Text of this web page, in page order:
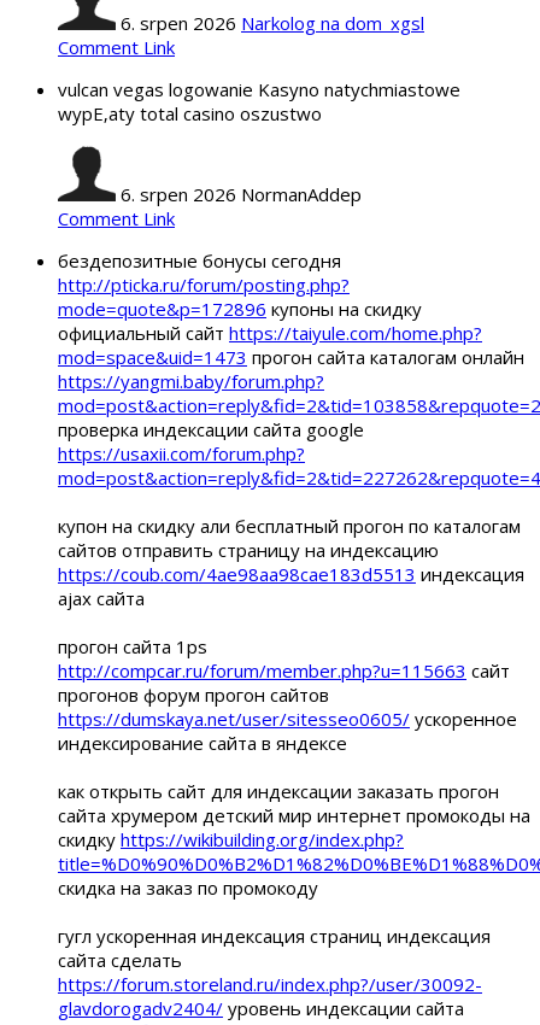
6. srpen 2026 Narkolog na dom_xgsl
Comment Link
vulcan vegas logowanie Kasyno natychmiastowe
wypЕ‚aty total casino oszustwo
6. srpen 2026 NormanAddep
Comment Link
бездепозитные бонусы сегодня
http://pticka.ru/forum/posting.php?
mode=quote&p=172896 купоны на скидку
официальный сайт https://taiyule.com/home.php?
mod=space&uid=1473 прогон сайта каталогам онлайн
https://yangmi.baby/forum.php?
проверка индексации сайта google
https://usaxii.com/forum.php?
купон на скидку али бесплатный прогон по каталогам
сайтов отправить страницу на индексацию
https://coub.com/4ae98aa98cae183d5513 индексация
ajax сайта
прогон сайта 1ps
http://compcar.ru/forum/member.php?u=115663 сайт
прогонов форум прогон сайтов
https://dumskaya.net/user/sitesseo0605/ ускоренное
индексирование сайта в яндексе
как открыть сайт для индексации заказать прогон
сайта хрумером детский мир интернет промокоды на
скидку https://wikibuilding.org/index.php?
скидка на заказ по промокоду
гугл ускоренная индексация страниц индексация
сайта сделать
https://forum.storeland.ru/index.php?/user/30092-
glavdorogadv2404/ уровень индексации сайта